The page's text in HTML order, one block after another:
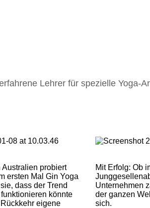
Lehrer für spezielle Yoga-
probiert
ersten Mal Gin Yoga
dass der Trend
könnte
eigene
Mit Erfolg: Ob
Unternehmen
der ganzen
sich.